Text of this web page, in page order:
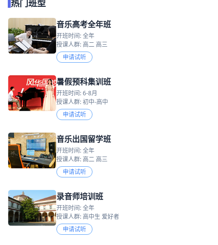
热门班型
音乐高考全年班
开班时间: 全年
授课人群: 高二 高三
申请试听
暑假预科集训班
开班时间: 6-8月
授课人群: 初中-高中
申请试听
音乐出国留学班
开班时间: 全年
授课人群: 高二 高三
申请试听
录音师培训班
开班时间: 全年
授课人群: 高中生 爱好者
申请试听